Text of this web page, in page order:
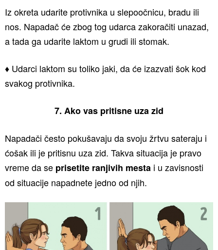
Iz okreta udarite protivnika u slepoočnicu, bradu ili
nos. Napadač će zbog tog udarca zakoračiti unazad,
a tada ga udarite laktom u grudi ili stomak.
♦ Udarci laktom su toliko jaki, da će izazvati šok kod
svakog protivnika.
7. Ako vas pritisne uza zid
Napadači često pokušavaju da svoju žrtvu sateraju i
ćošak ili je pritisnu uza zid. Takva situacija je pravo
vreme da se prisetite ranjivih mesta i u zavisnosti
od situacije napadnete jedno od njih.